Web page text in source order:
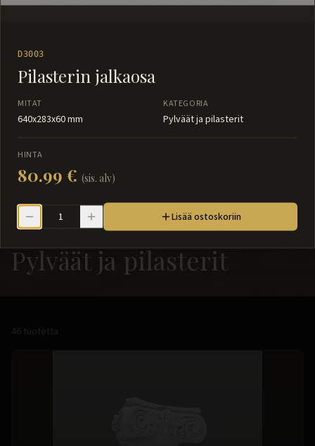
Pylväät ja pilasterit
46 tuotetta
D3003
Pilasterin jalkaosa
MITAT
640x283x60 mm
KATEGORIA
Pylväät ja pilasterit
HINTA
80.99 € (sis. alv)
Lisää ostoskoriin